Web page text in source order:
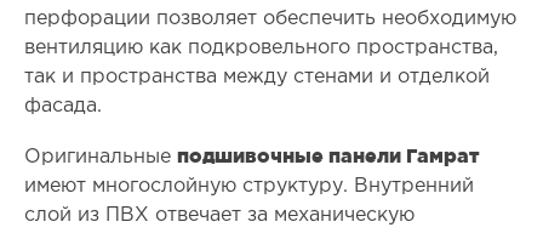
перфорации позволяет обеспечить необходимую
вентиляцию как подкровельного пространства,
так и пространства между стенами и отделкой
фасада.
Оригинальные подшивочные панели Гамрат
имеют многослойную структуру. Внутренний
слой из ПВХ отвечает за механическую